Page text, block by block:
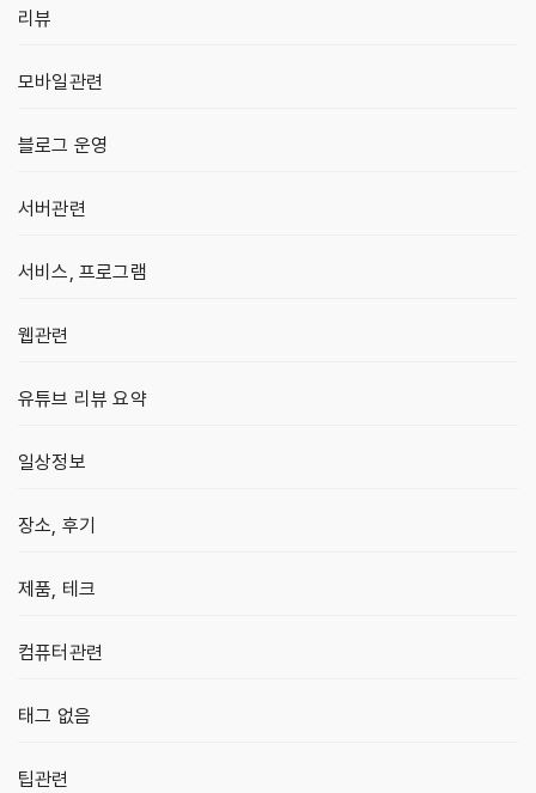
리뷰
모바일관련
블로그 운영
서버관련
서비스, 프로그램
웹관련
유튜브 리뷰 요약
일상정보
장소, 후기
제품, 테크
컴퓨터관련
태그 없음
팁관련